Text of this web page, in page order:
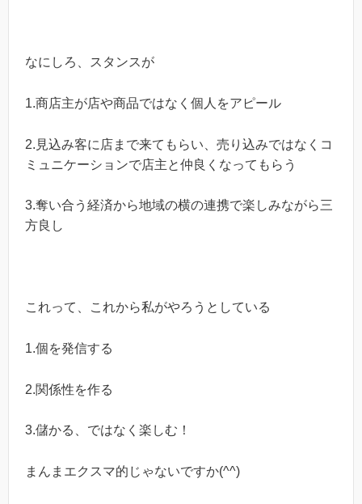
なにしろ、スタンスが
1.商店主が店や商品ではなく個人をアピール
2.見込み客に店まで来てもらい、売り込みではなくコ
ミュニケーションで店主と仲良くなってもらう
3.奪い合う経済から地域の横の連携で楽しみながら三
方良し
これって、これから私がやろうとしている
1.個を発信する
2.関係性を作る
3.儲かる、ではなく楽しむ！
まんまエクスマ的じゃないですか(^^)